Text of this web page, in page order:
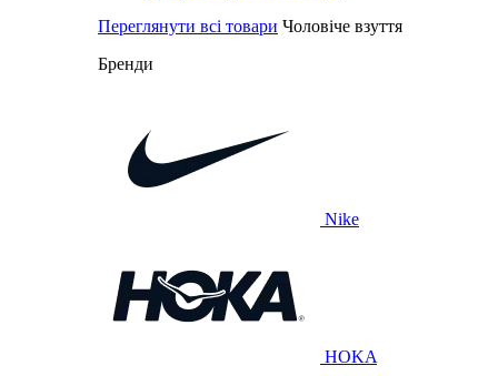
Переглянути всі товари Чоловіче взуття
Бренди
Nike
HOKA